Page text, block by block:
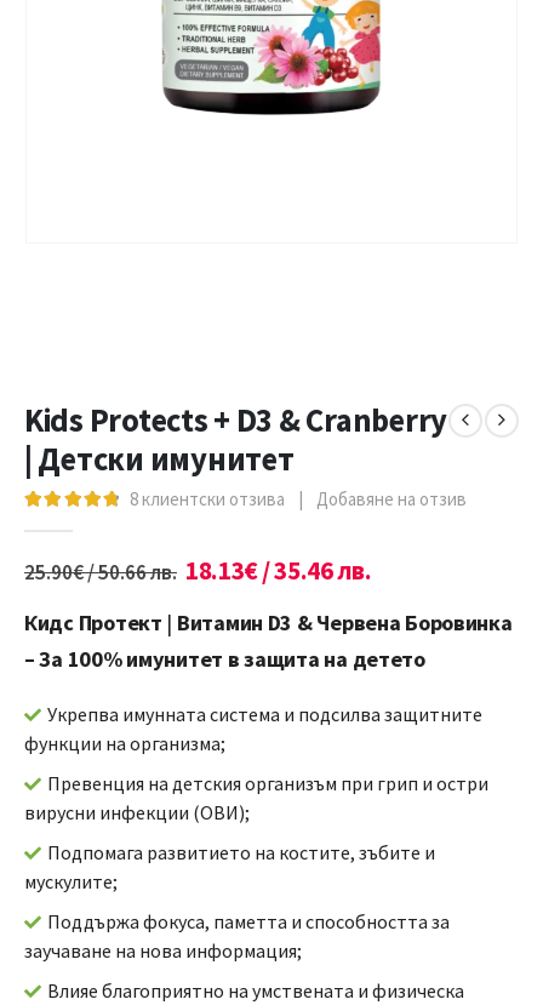
Kids Protects + D3 & Cranberry
| Детски имунитет
8 клиентски отзива | Добавяне на отзив
25.90€/ 50.66 лв. 18.13€/ 35.46 лв.
Кидс Протект | Витамин D3 & Червена Боровинка
–За 100% имунитет в защита на детето
Укрепва имунната система и подсилва защитните
функции на организма;
Превенция на детския организъм при грип и остри
вирусни инфекции (ОВИ);
Подпомага развитието на костите, зъбите и
мускулите;
Поддържа фокуса, паметта и способността за
заучаване на нова информация;
Влияе благоприятно на умствената и физическа